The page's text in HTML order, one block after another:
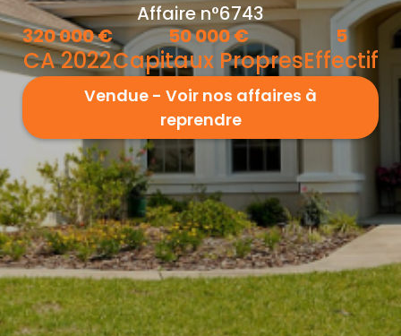
Affaire n°6743
320 000€
CA 2022
50 000€
Capitaux Propres
5
Effectif
Vendue - Voir nos affaires à
reprendre